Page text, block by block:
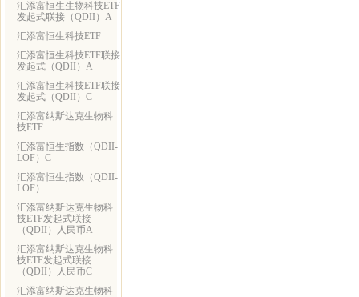
汇添富恒生生物科技ETF
发起式联接（QDII）A
汇添富恒生科技ETF
汇添富恒生科技ETF联接
发起式（QDII）A
汇添富恒生科技ETF联接
发起式（QDII）C
汇添富纳斯达克生物科
技ETF
汇添富恒生指数（QDII-
LOF）C
汇添富恒生指数（QDII-
LOF）
汇添富纳斯达克生物科
技ETF发起式联接
（QDII）人民币A
汇添富纳斯达克生物科
技ETF发起式联接
（QDII）人民币C
汇添富纳斯达克生物科